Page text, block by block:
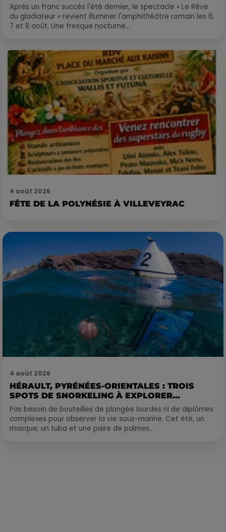
Après un franc succès l'été dernier, le spectacle « Le Rêve
du gladiateur » revient illuminer l'amphithéâtre romain les 6,
7 et 8 août. Une fresque nocturne...
4 août 2026
FÊTE DE LA POLYNÉSIE À VILLEVEYRAC
4 août 2026
HÉRAULT, PYRÉNÉES-ORIENTALES : TROIS
SPOTS DE SNORKELING À EXPLORER...
Pas besoin de bouteilles de plongée lourdes ni de diplômes
complexes pour observer la vie sous-marine. Cet été, un
masque, un tuba et une paire de palmes...